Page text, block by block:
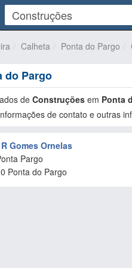
Calheta Ponta do Pargo
do Pargo
deConstruções em Ponta
de contato e outras
Gomes Ornelas
Pargo
Ponta do Pargo